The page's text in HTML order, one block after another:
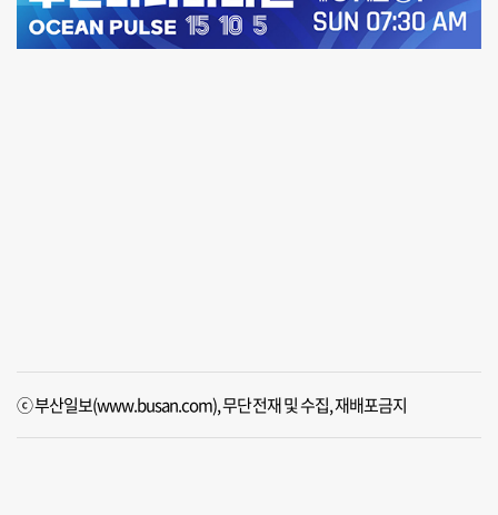
ⓒ 부산일보(www.busan.com), 무단전재 및 수집, 재배포금지